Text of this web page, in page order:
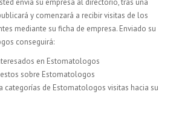
envia su empresa al directorio, tras una
y comenzará a recibir visitas de los
mediante su ficha de empresa. Enviado su
conseguirá:
en Estomatologos
sobre Estomatologos
categorías de Estomatologos visitas hacia su